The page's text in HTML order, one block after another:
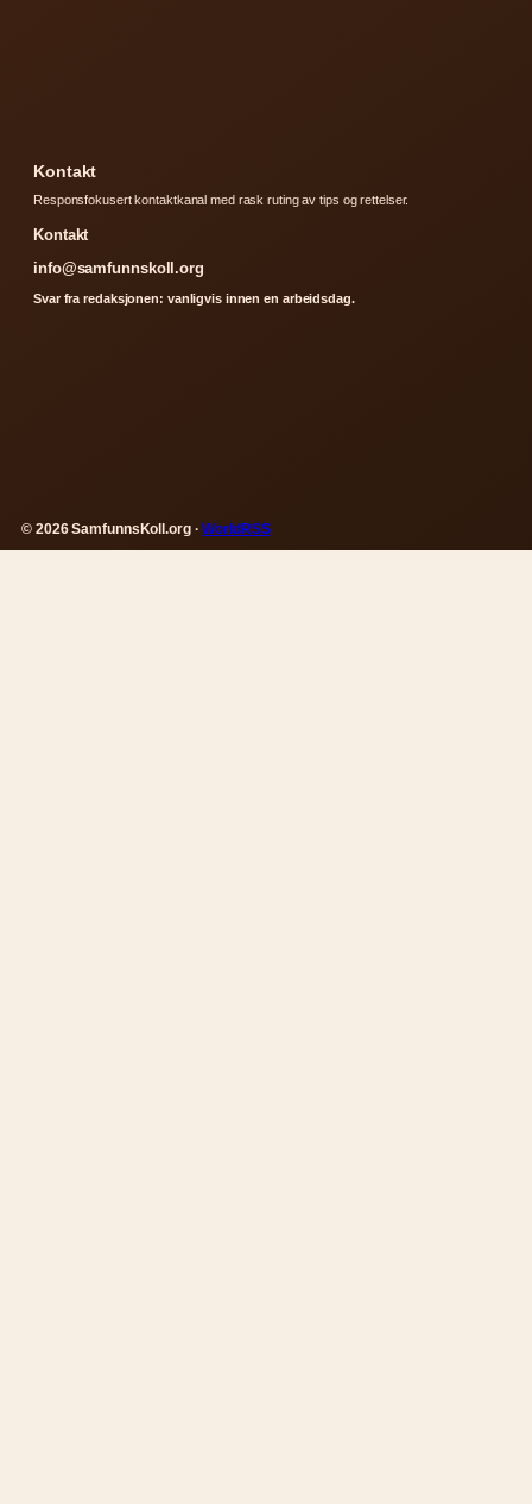
Kontakt
Responsfokusert kontaktkanal med rask ruting av tips og rettelser.
Kontakt
info@samfunnskoll.org
Svar fra redaksjonen: vanligvis innen en arbeidsdag.
© 2026 SamfunnsKoll.org ·WorldRSS